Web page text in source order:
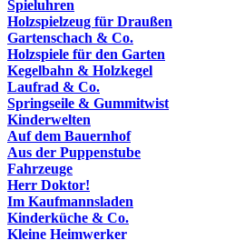
Spieluhren
Holzspielzeug für Draußen
Gartenschach & Co.
Holzspiele für den Garten
Kegelbahn & Holzkegel
Laufrad & Co.
Springseile & Gummitwist
Kinderwelten
Auf dem Bauernhof
Aus der Puppenstube
Fahrzeuge
Herr Doktor!
Im Kaufmannsladen
Kinderküche & Co.
Kleine Heimwerker